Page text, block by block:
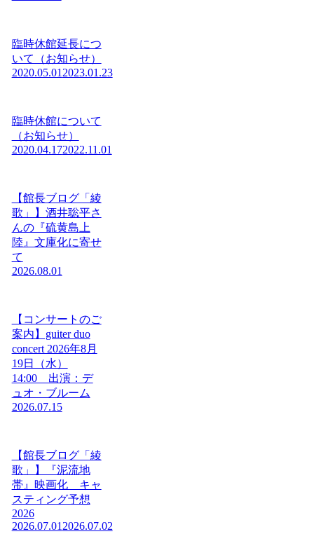
臨時休館延長につ
いて（お知らせ）
2020.05.01 2023.01.23
臨時休館について
（お知らせ）
2020.04.172022.11.01
【館長ブログ「綾
歌」】酒井聡平さ
んの『硫黄島上
陸』文庫化に寄せ
て
2026.08.01
【コンサートのご
案内】guiter duo
concert 2026年8月
19日（水）
14:00 出演：デ
ュオ・ブルーム
2026.07.15
【館長ブログ「綾
歌」】『泥流地
帯』映画化 キャ
スティング予想
2026
2026.07.01 2026.07.02